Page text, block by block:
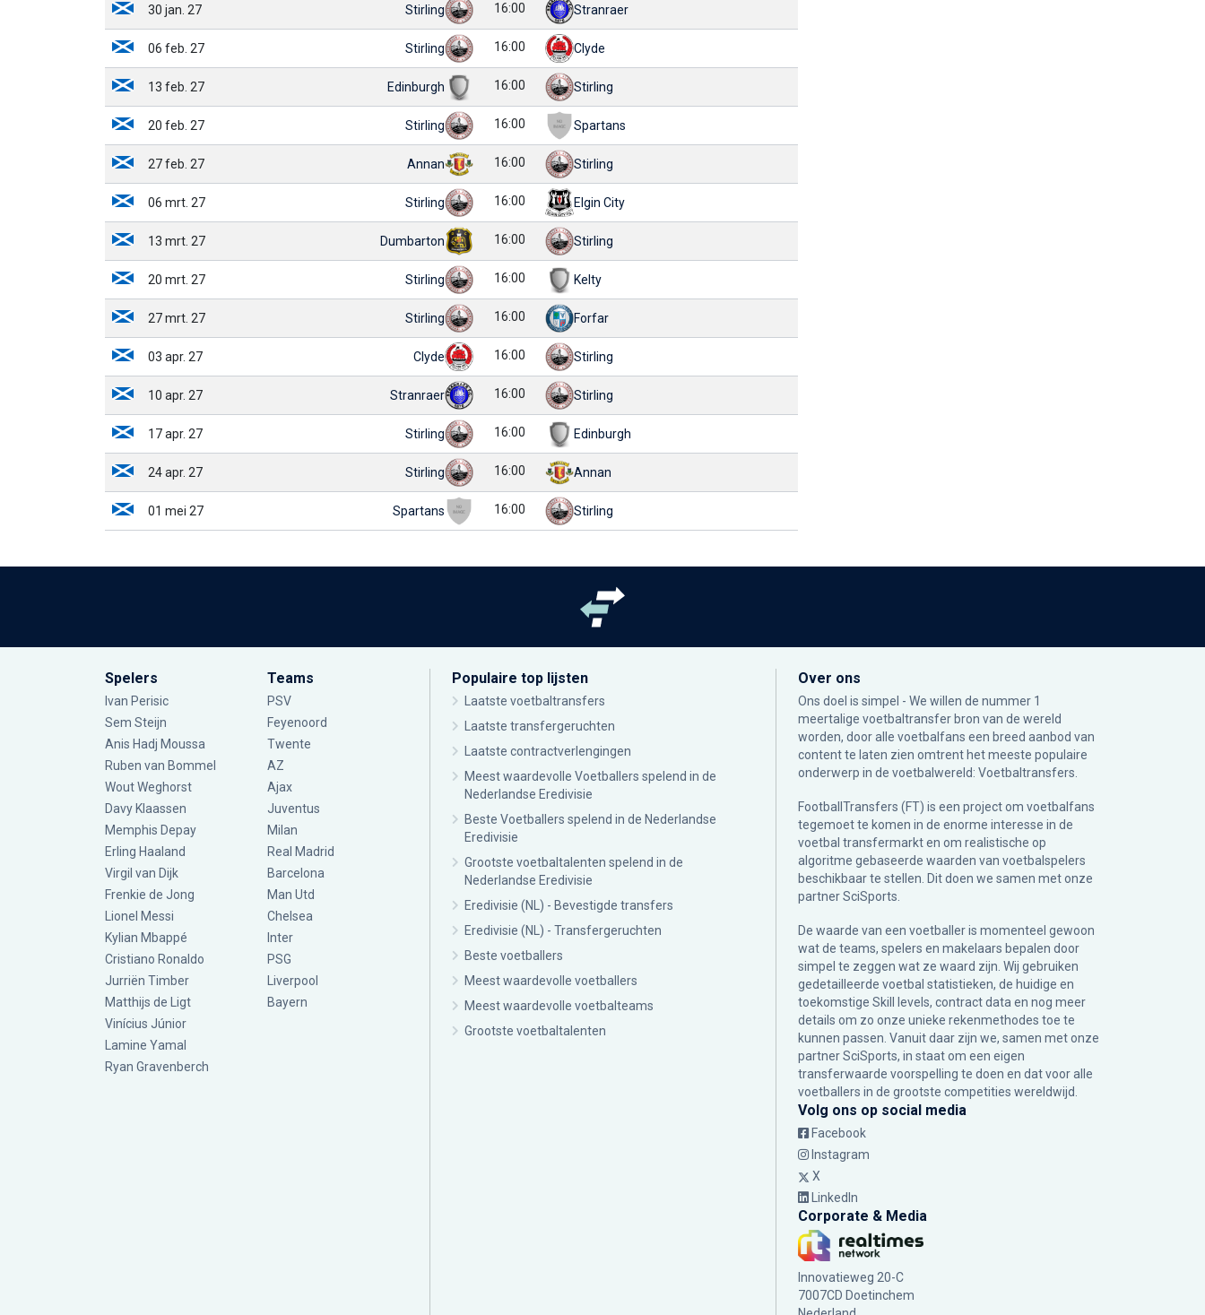
30 jan. 27 Stirling 16:00 Stranraer
06 feb. 27 Stirling 16:00 Clyde
13 feb. 27 Edinburgh 16:00 Stirling
20 feb. 27 Stirling 16:00 Spartans
27 feb. 27 Annan 16:00 Stirling
06 mrt. 27 Stirling 16:00 Elgin City
13 mrt. 27 Dumbarton 16:00 Stirling
20 mrt. 27 Stirling 16:00 Kelty
27 mrt. 27 Stirling 16:00 Forfar
03 apr. 27 Clyde 16:00 Stirling
10 apr. 27 Stranraer 16:00 Stirling
17 apr. 27 Stirling 16:00 Edinburgh
24 apr. 27 Stirling 16:00 Annan
01 mei 27 Spartans 16:00 Stirling
Spelers
Ivan Perisic
Sem Steijn
Anis Hadj Moussa
Ruben van Bommel
Wout Weghorst
Davy Klaassen
Memphis Depay
Erling Haaland
Virgil van Dijk
Frenkie de Jong
Lionel Messi
Kylian Mbappé
Cristiano Ronaldo
Jurriën Timber
Matthijs de Ligt
Vinícius Júnior
Lamine Yamal
Ryan Gravenberch
Teams
PSV
Feyenoord
Twente
AZ
Ajax
Juventus
Milan
Real Madrid
Barcelona
Man Utd
Chelsea
Inter
PSG
Liverpool
Bayern
Populaire top lijsten
Laatste voetbaltransfers
Laatste transfergeruchten
Laatste contractverlengingen
Meest waardevolle Voetballers spelend in de
Nederlandse Eredivisie
Beste Voetballers spelend in de Nederlandse
Eredivisie
Grootste voetbaltalenten spelend in de
Nederlandse Eredivisie
Eredivisie (NL) - Bevestigde transfers
Eredivisie (NL) - Transfergeruchten
Beste voetballers
Meest waardevolle voetballers
Meest waardevolle voetbalteams
Grootste voetbaltalenten
Over ons
Ons doel is simpel - We willen de nummer 1
meertalige voetbaltransfer bron van de wereld
worden, door alle voetbalfans een breed aanbod van
content te laten zien omtrent het meeste populaire
onderwerp in de voetbalwereld: Voetbaltransfers.
FootballTransfers (FT) is een project om voetbalfans
tegemoet te komen in de enorme interesse in de
voetbal transfermarkt en om realistische op
algoritme gebaseerde waarden van voetbalspelers
beschikbaar te stellen. Dit doen we samen met onze
partnerSciSports
De waarde van een voetballer is momenteel gewoon
wat de teams, spelers en makelaars bepalen door
simpel te zeggen wat ze waard zijn. Wij gebruiken
gedetailleerde voetbal statistieken, de huidige en
toekomstige Skill levels, contract data en nog meer
details om zo onze unieke rekenmethodes toe te
kunnen passen. Vanuit daar zijn we, samen met onze
partner SciSports, in staat om een eigen
transferwaarde voorspelling te doen en dat voor alle
voetballers in de grootste competities wereldwijd.
Volg ons op social media
Facebook
Instagram
X
LinkedIn
Corporate & Media
Innovatieweg 20-C
7007CD Doetinchem